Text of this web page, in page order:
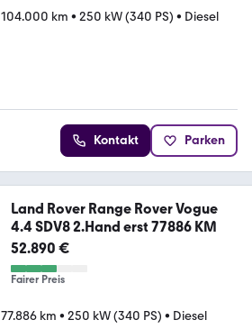
104.000 km • 250 kW (340 PS) • Diesel
Kontakt Parken
Land Rover Range Rover Vogue
4.4 SDV8 2.Hand erst 77886 KM
52.890 €
Fairer Preis
77.886 km • 250 kW (340 PS) • Diesel